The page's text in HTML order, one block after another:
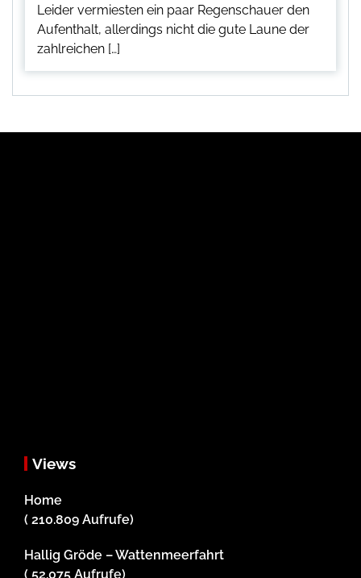
Leider vermiesten ein paar Regenschauer den
Aufenthalt, allerdings nicht die gute Laune der
zahlreichen […]
Views
Home
( 210.809 Aufrufe)
Hallig Gröde – Wattenmeerfahrt
( 52.075 Aufrufe)